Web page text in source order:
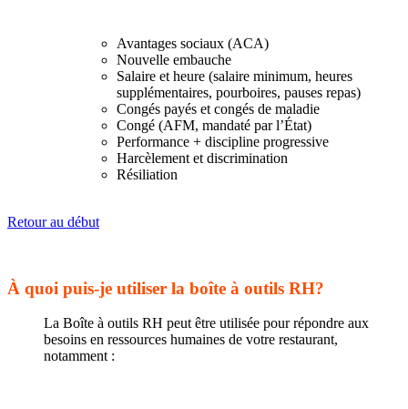
Avantages sociaux (ACA)
Nouvelle embauche
Salaire et heure (salaire minimum, heures
supplémentaires, pourboires, pauses repas)
Congés payés et congés de maladie
Congé (AFM, mandaté par l’État)
Performance + discipline progressive
Harcèlement et discrimination
Résiliation
Retour au début
À quoi puis-je utiliser la boîte à outils RH?
La Boîte à outils RH peut être utilisée pour répondre aux
besoins en ressources humaines de votre restaurant,
notamment :